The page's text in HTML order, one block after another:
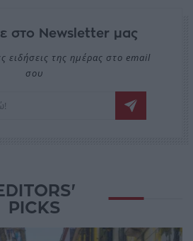
στο Newsletter μας
ειδήσεις της ημέρας στο email
σου
PICKS